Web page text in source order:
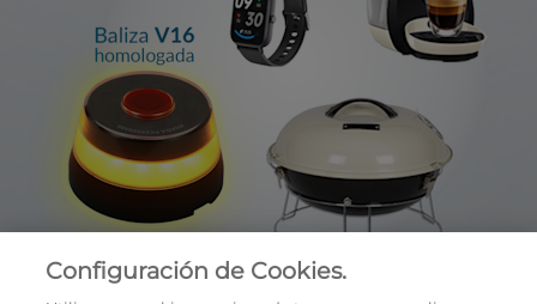
Configuración de Cookies.